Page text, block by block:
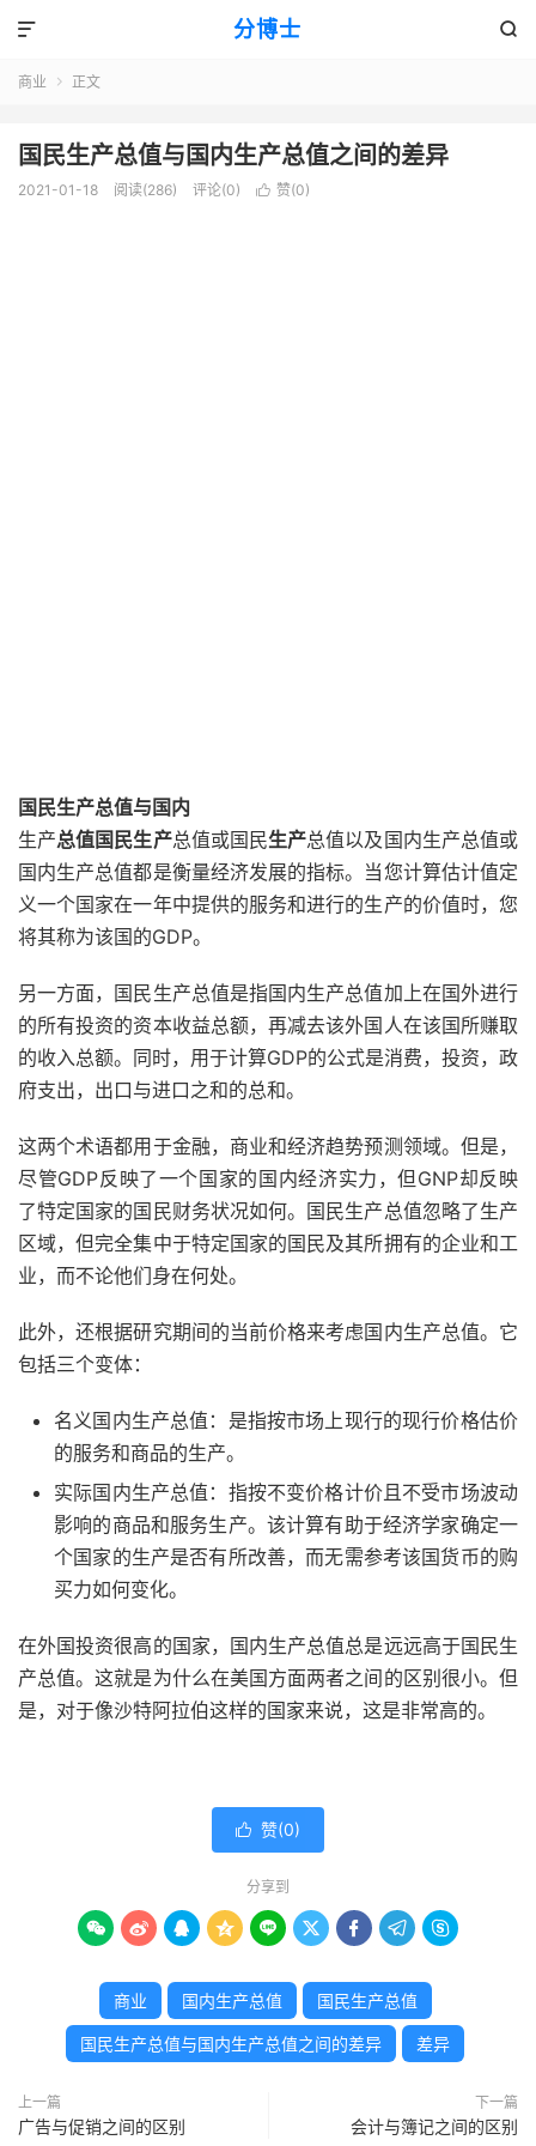
分博士 

商业  正文
国民生产总值与国内生产总值之间的差异
2021-01-18 阅读(286) 评论(0)  赞(0)
国民生产总值与国内
生产总值国民生产总值或国民生产总值以及国内生产总值或
国内生产总值都是衡量经济发展的指标。当您计算估计值定
义一个国家在一年中提供的服务和进行的生产的价值时，您
将其称为该国的GDP。
另一方面，国民生产总值是指国内生产总值加上在国外进行
的所有投资的资本收益总额，再减去该外国人在该国所赚取
的收入总额。同时，用于计算GDP的公式是消费，投资，政
府支出，出口与进口之和的总和。
这两个术语都用于金融，商业和经济趋势预测领域。但是，
尽管GDP反映了一个国家的国内经济实力，但GNP却反映
了特定国家的国民财务状况如何。国民生产总值忽略了生产
区域，但完全集中于特定国家的国民及其所拥有的企业和工
业，而不论他们身在何处。
此外，还根据研究期间的当前价格来考虑国内生产总值。它
包括三个变体：
名义国内生产总值：是指按市场上现行的现行价格估价
的服务和商品的生产。
实际国内生产总值：指按不变价格计价且不受市场波动
影响的商品和服务生产。该计算有助于经济学家确定一
个国家的生产是否有所改善，而无需参考该国货币的购
买力如何变化。
在外国投资很高的国家，国内生产总值总是远远高于国民生
产总值。这就是为什么在美国方面两者之间的区别很小。但
是，对于像沙特阿拉伯这样的国家来说，这是非常高的。
 赞(0)
分享到
        
商业 国内生产总值 国民生产总值
国民生产总值与国内生产总值之间的差异 差异
上一篇
广告与促销之间的区别
下一篇
会计与簿记之间的区别